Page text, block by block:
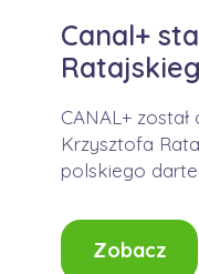
Canal+
CANAL+
Krzysztofa
polskiego
turniejów PDC,...
Zobacz